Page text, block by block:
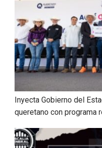
Inyecta Gobierno del
queretano con programa